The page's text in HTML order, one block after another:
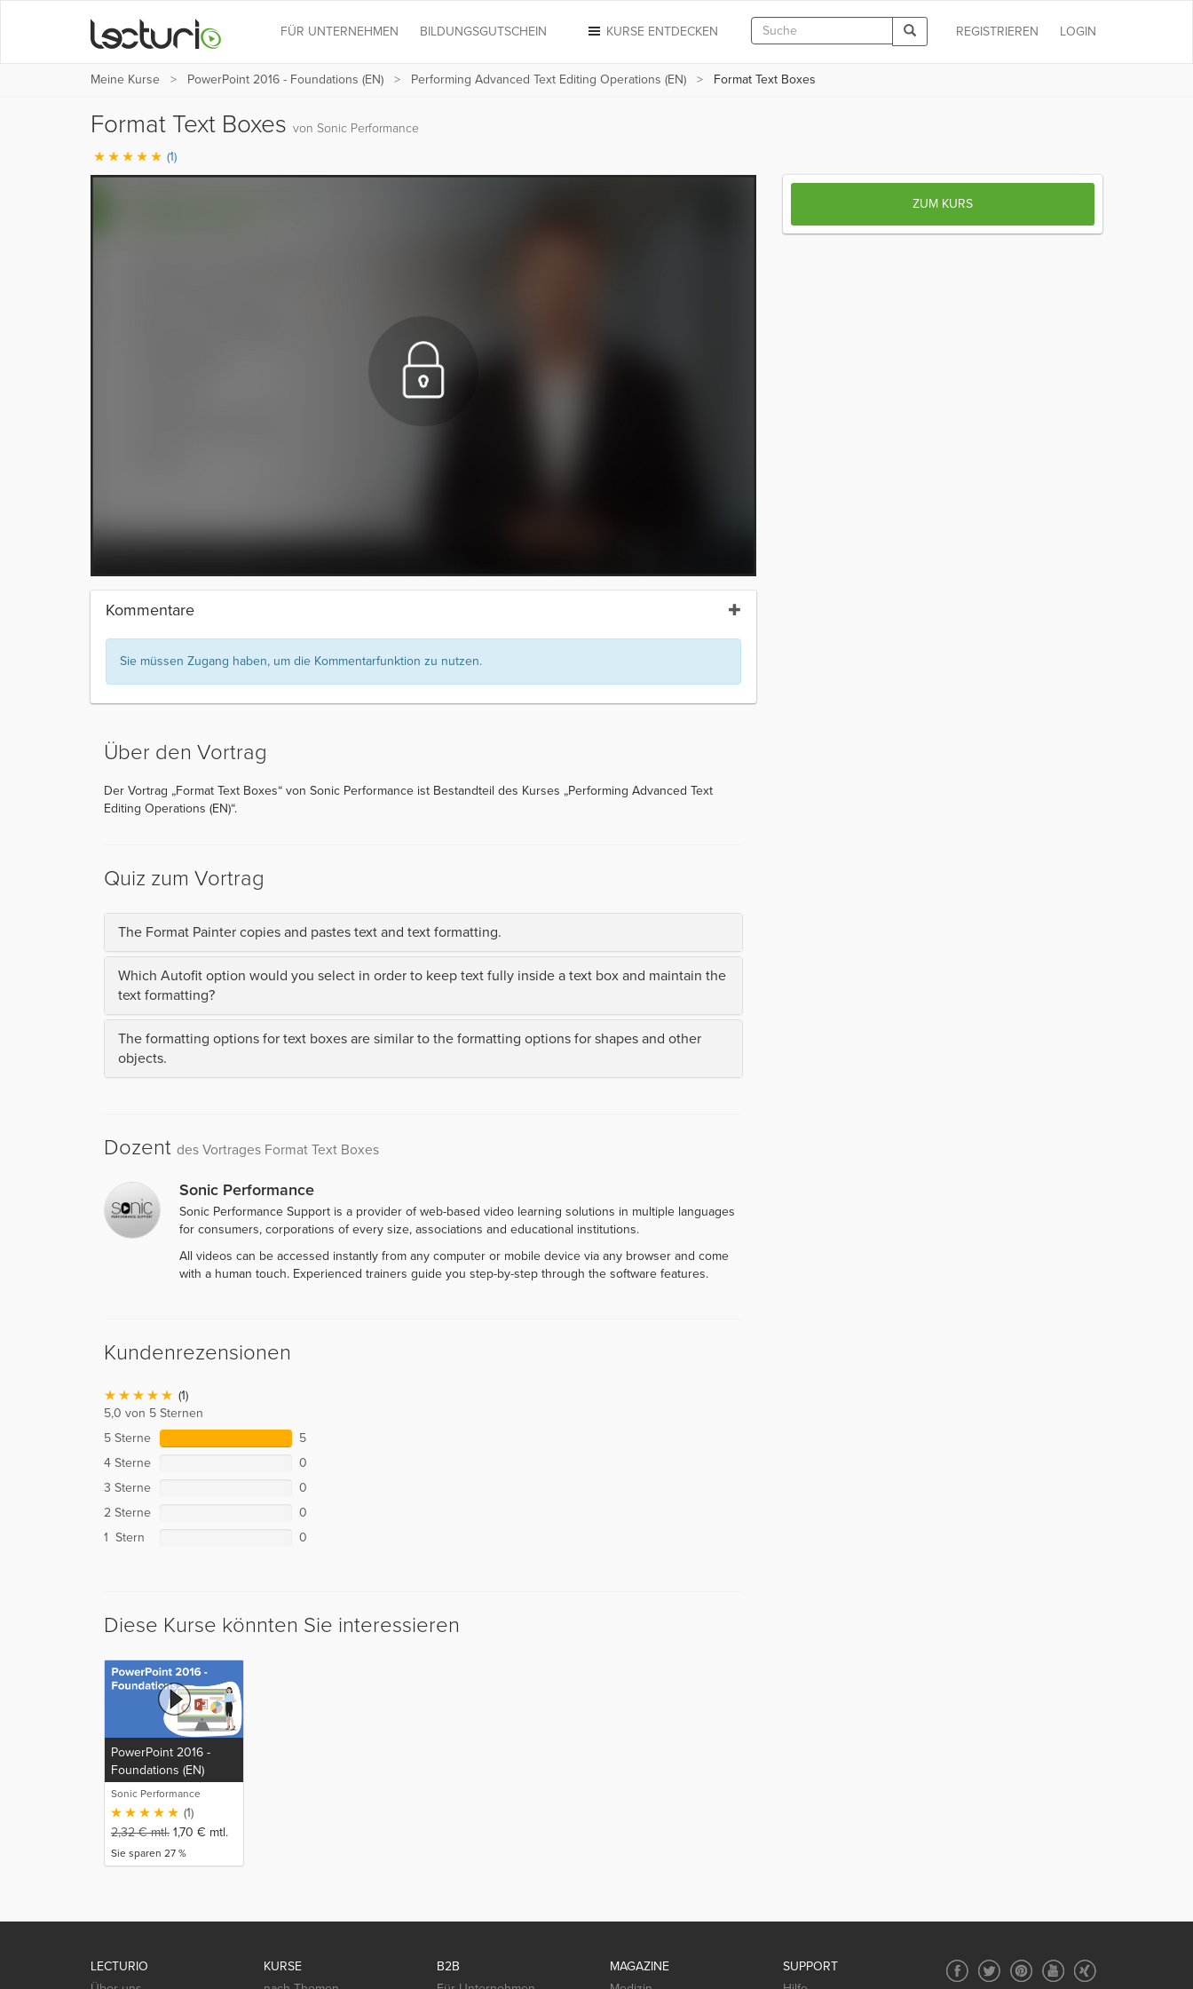
LOGIN
REGISTRIEREN
KURSE ENTDECKEN
FÜR UNTERNEHMEN BILDUNGSGUTSCHEIN
Meine Kurse PowerPoint 2016 - Foundations (EN) Performing Advanced Text Editing Operations (EN) Format Text Boxes
Format Text Boxes von Sonic Performance
(1)
Kommentare
Sie müssen Zugang haben, um die Kommentarfunktion zu nutzen.
Über den Vortrag
Der Vortrag „Format Text Boxes“ von Sonic Performance ist Bestandteil des Kurses „Performing Advanced Text
Editing Operations (EN)“.
Quiz zum Vortrag
The Format Painter copies and pastes text and text formatting.
Which Autofit option would you select in order to keep text fully inside a text box and maintain the
text formatting?
The formatting options for text boxes are similar to the formatting options for shapes and other
objects.
Dozent des Vortrages Format Text Boxes
Sonic Performance
Sonic Performance Support is a provider of web-based video learning solutions in multiple languages
for consumers, corporations of every size, associations and educational institutions.
All videos can be accessed instantly from any computer or mobile device via any browser and come
with a human touch. Experienced trainers guide you step-by-step through the software features.
Kundenrezensionen
(1)
5,0 von 5 Sternen
5 Sterne
5
4 Sterne
0
3 Sterne
0
2 Sterne
0
1 Stern
0
Diese Kurse könnten Sie interessieren
PowerPoint 2016 -
Foundations (EN)
Sonic Performance
(1)
2,32€mtl. 1,70 € mtl.
Sie sparen 27 %
ZUM KURS
LECTURIO
KURSE
B2B
MAGAZINE
SUPPORT